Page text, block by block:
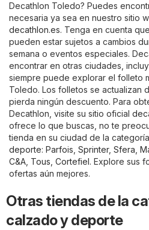
Decathlon Toledo? Puedes
necesaria ya sea en nuestro sitio
decathlon.es. Tenga en cuenta
pueden estar sujetos a cambios
semana o eventos especiales.
encontrar en otras ciudades,
siempre puede explorar el folleto
Toledo. Los folletos se actualizan
pierda ningún descuento. Para
Decathlon, visite su sitio oficial
ofrece lo que buscas, no te
tienda en su ciudad de la
deporte: Parfois Sprinter, Sfera
C&A Tous Cortefiel. Explore sus
ofertas aún mejores.
Otras tiendas de la
calzado y deporte